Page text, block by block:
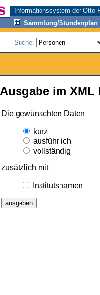
Informationssystem der
Sammlung/Stundenplan
Suche:
Ausgabe im XML
Die gewünschten Daten
kurz
ausführlich
vollständig
zusätzlich mit
Institutsnamen